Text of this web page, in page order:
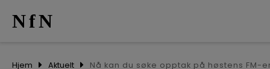
AKTUELT
NfN
Hjem Aktuelt